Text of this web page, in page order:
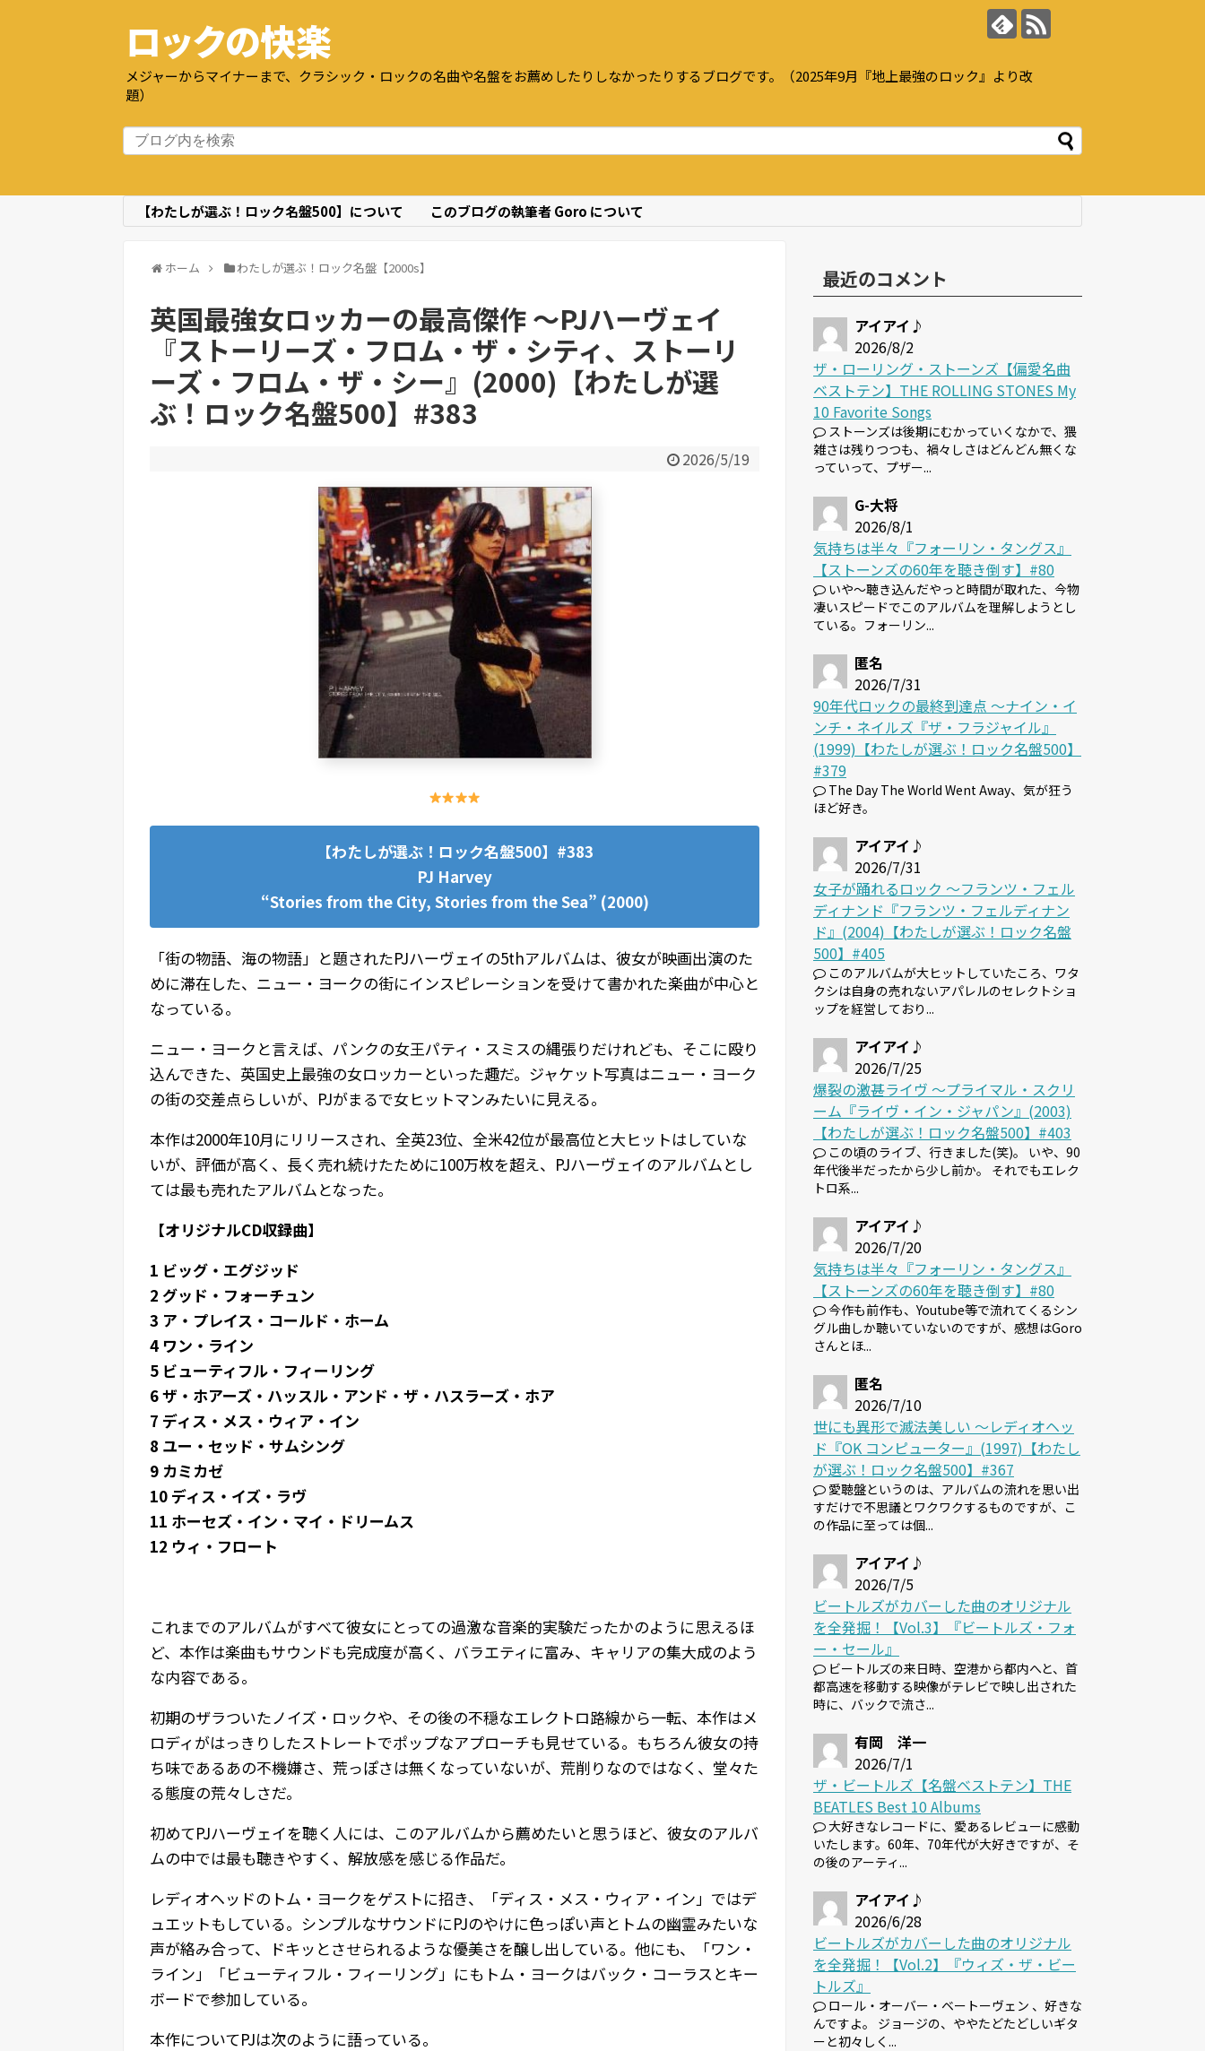
ロックの快楽
メジャーからマイナーまで、クラシック・ロックの名曲や名盤をお薦めしたりしなかったりするブログです。（2025年9月『地上最強のロック』より改
題）
【わたしが選ぶ！ロック名盤500】について このブログの執筆者 Goro について
ホーム わたしが選ぶ！ロック名盤【2000s】
英国最強女ロッカーの最高傑作 〜PJハーヴェイ
『ストーリーズ・フロム・ザ・シティ、ストーリ
ーズ・フロム・ザ・シー』(2000)【わたしが選
ぶ！ロック名盤500】#383
2026/5/19
【わたしが選ぶ！ロック名盤500】#383
PJ Harvey
“Stories from the City, Stories from the Sea” (2000)
「街の物語、海の物語」と題されたPJハーヴェイの5thアルバムは、彼女が映画出演のた
めに滞在した、ニュー・ヨークの街にインスピレーションを受けて書かれた楽曲が中心と
なっている。
ニュー・ヨークと言えば、パンクの女王パティ・スミスの縄張りだけれども、そこに殴り
込んできた、英国史上最強の女ロッカーといった趣だ。ジャケット写真はニュー・ヨーク
の街の交差点らしいが、PJがまるで女ヒットマンみたいに見える。
本作は2000年10月にリリースされ、全英23位、全米42位が最高位と大ヒットはしていな
いが、評価が高く、長く売れ続けたために100万枚を超え、PJハーヴェイのアルバムとし
ては最も売れたアルバムとなった。
【オリジナルCD収録曲】
1 ビッグ・エグジッド
2 グッド・フォーチュン
3 ア・プレイス・コールド・ホーム
4 ワン・ライン
5 ビューティフル・フィーリング
6 ザ・ホアーズ・ハッスル・アンド・ザ・ハスラーズ・ホア
7 ディス・メス・ウィア・イン
8 ユー・セッド・サムシング
9 カミカゼ
10 ディス・イズ・ラヴ
11 ホーセズ・イン・マイ・ドリームス
12 ウィ・フロート
これまでのアルバムがすべて彼女にとっての過激な音楽的実験だったかのように思えるほ
ど、本作は楽曲もサウンドも完成度が高く、バラエティに富み、キャリアの集大成のよう
な内容である。
初期のザラついたノイズ・ロックや、その後の不穏なエレクトロ路線から一転、本作はメ
ロディがはっきりしたストレートでポップなアプローチも見せている。もちろん彼女の持
ち味であるあの不機嫌さ、荒っぽさは無くなっていないが、荒削りなのではなく、堂々た
る態度の荒々しさだ。
初めてPJハーヴェイを聴く人には、このアルバムから薦めたいと思うほど、彼女のアルバ
ムの中では最も聴きやすく、解放感を感じる作品だ。
レディオヘッドのトム・ヨークをゲストに招き、「ディス・メス・ウィア・イン」ではデ
ュエットもしている。シンプルなサウンドにPJのやけに色っぽい声とトムの幽霊みたいな
声が絡み合って、ドキッとさせられるような優美さを醸し出している。他にも、「ワン・
ライン」「ビューティフル・フィーリング」にもトム・ヨークはバック・コーラスとキー
ボードで参加している。
本作についてPJは次のように語っている。
最近のコメント
アイアイ♪
2026/8/2
ザ・ローリング・ストーンズ【偏愛名曲
ベストテン】THE ROLLING STONES My
10 Favorite Songs
ストーンズは後期にむかっていくなかで、猥
雑さは残りつつも、禍々しさはどんどん無くな
っていって、プザー...
G-大将
2026/8/1
気持ちは半々『フォーリン・タングス』
【ストーンズの60年を聴き倒す】#80
いや～聴き込んだやっと時間が取れた、今物
凄いスピードでこのアルバムを理解しようとし
ている。フォーリン...
匿名
2026/7/31
90年代ロックの最終到達点 〜ナイン・イ
ンチ・ネイルズ『ザ・フラジャイル』
(1999)【わたしが選ぶ！ロック名盤500】
#379
The Day The World Went Away、気が狂う
ほど好き。
アイアイ♪
2026/7/31
女子が踊れるロック 〜フランツ・フェル
ディナンド『フランツ・フェルディナン
ド』(2004)【わたしが選ぶ！ロック名盤
500】#405
このアルバムが大ヒットしていたころ、ワタ
クシは自身の売れないアパレルのセレクトショ
ップを経営しており...
アイアイ♪
2026/7/25
爆裂の激甚ライヴ 〜プライマル・スクリ
ーム『ライヴ・イン・ジャパン』(2003)
【わたしが選ぶ！ロック名盤500】#403
この頃のライブ、行きました(笑)。 いや、90
年代後半だったから少し前か。 それでもエレク
トロ系...
アイアイ♪
2026/7/20
気持ちは半々『フォーリン・タングス』
【ストーンズの60年を聴き倒す】#80
今作も前作も、Youtube等で流れてくるシン
グル曲しか聴いていないのですが、感想はGoro
さんとほ...
匿名
2026/7/10
世にも異形で滅法美しい 〜レディオヘッ
ド『OK コンピューター』(1997)【わたし
が選ぶ！ロック名盤500】#367
愛聴盤というのは、アルバムの流れを思い出
すだけで不思議とワクワクするものですが、こ
の作品に至っては個...
アイアイ♪
2026/7/5
ビートルズがカバーした曲のオリジナル
を全発掘！【Vol.3】『ビートルズ・フォ
ー・セール』
ビートルズの来日時、空港から都内へと、首
都高速を移動する映像がテレビで映し出された
時に、バックで流さ...
有岡 洋一
2026/7/1
ザ・ビートルズ【名盤ベストテン】THE
BEATLES Best 10 Albums
大好きなレコードに、愛あるレビューに感動
いたします。60年、70年代が大好きですが、そ
の後のアーティ...
アイアイ♪
2026/6/28
ビートルズがカバーした曲のオリジナル
を全発掘！【Vol.2】『ウィズ・ザ・ビー
トルズ』
ロール・オーバー・ベートーヴェン 、好きな
んですよ。 ジョージの、ややたどたどしいギタ
ーと初々しく...